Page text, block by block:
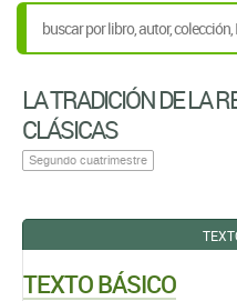
LA TRADICIÓN DE LA
CLÁSICAS
Segundo cuatrimestre
TEXTO BÁSICO